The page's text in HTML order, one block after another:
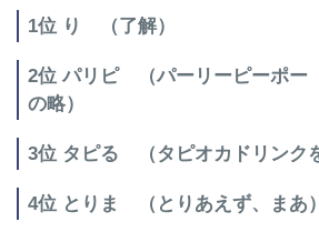
1位 り （了解）
2位 パリピ （パーリーピーポー
の略）
3位 タピる （タピオカドリンク
4位 とりま （とりあえず、まあ）